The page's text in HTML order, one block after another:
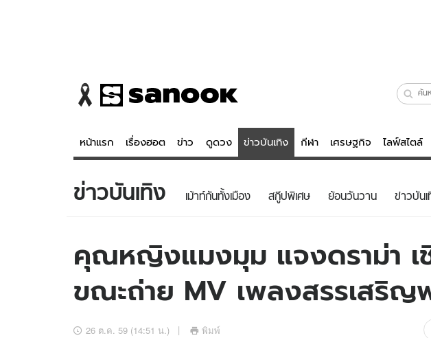
หน้าแรก เรื่องฮอต ข่าว ดูดวง ข่าวบันเทิง กีฬา เศรษฐกิจ ไลฟ์สไตล์
ข่าว
ข่าวบันเทิง
ข่าวกีฬา
ข่าวเศรษฐกิจ
อัปเดตจีน
ดูดวง - ตรวจหวย
สถิติหวยไทย
หวยลาว
ไล
วัยรุ่น
ไอที
รถยนต์
สุขภาพ
ข่าวบันเทิง เม้าท์กันทั้งเมือง สกู๊ปพิเศษ ย้อนวันวาน ข่าวบัน
คุณหญิงแมงมุม แจงดราม่า
ขณะถ่าย MV เพลงสรรเสริญ
26 ต.ค. 59 (14:51 น.) พิมพ์